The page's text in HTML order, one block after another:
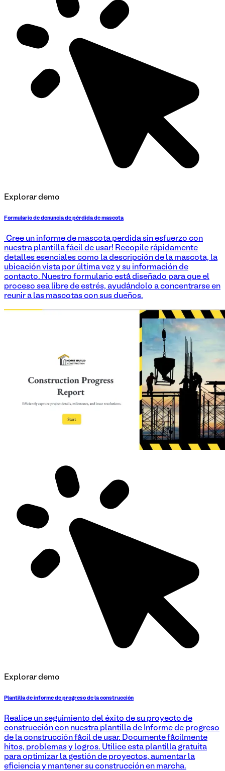
Explorar demo
Formulario de denuncia de pérdida de mascota
¡Cree un informe de mascota perdida sin esfuerzo con
nuestra plantilla fácil de usar! Recopile rápidamente
detalles esenciales como la descripción de la mascota, la
ubicación vista por última vez y su información de
contacto. Nuestro formulario está diseñado para que el
proceso sea libre de estrés, ayudándolo a concentrarse en
reunir a las mascotas con sus dueños.
Explorar demo
Plantilla de informe de progreso de la construcción
Realice un seguimiento del éxito de su proyecto de
construcción con nuestra plantilla de Informe de progreso
de la construcción fácil de usar. Documente fácilmente
hitos, problemas y logros. Utilice esta plantilla gratuita
para optimizar la gestión de proyectos, aumentar la
eficiencia y mantener su construcción en marcha.